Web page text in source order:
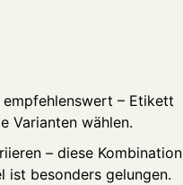
– Etikett
Varianten wählen.
– diese Kombination
ist besonders gelungen.